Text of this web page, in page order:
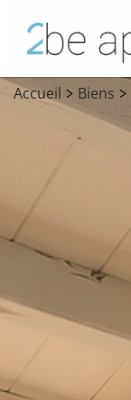
Accueil > Biens >